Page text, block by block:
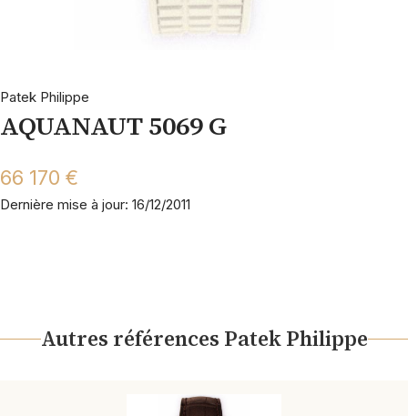
Patek Philippe
AQUANAUT 5069 G
66 170 €
Dernière mise à jour: 16/12/2011
Autres références Patek Philippe